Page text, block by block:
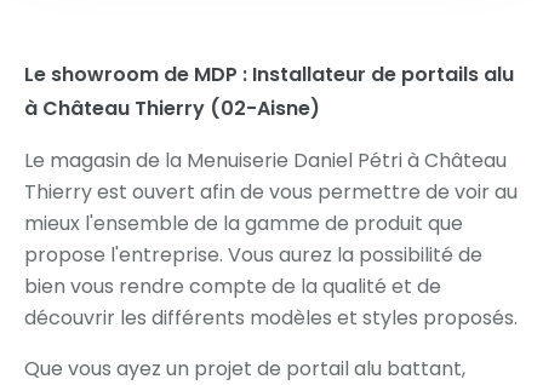
Le showroom de MDP : Installateur de portails alu
à Château Thierry (02-Aisne)
Le magasin de la Menuiserie Daniel Pétri à Château
Thierry est ouvert afin de vous permettre de voir au
mieux l'ensemble de la gamme de produit que
propose l'entreprise. Vous aurez la possibilité de
bien vous rendre compte de la qualité et de
découvrir les différents modèles et styles proposés.
Que vous ayez un projet de portail alu battant,